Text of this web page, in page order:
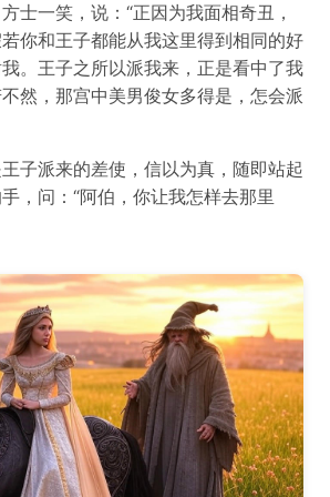
士一笑，说：“正因为我面相奇丑，
你和王子都能从我这里得到相同的好
。王子之所以派我来，正是看中了我
然，那宫中美男俊女多得是，怎会派
子派来的差使，信以为真，随即站起
，问：“阿伯，你让我怎样去那里